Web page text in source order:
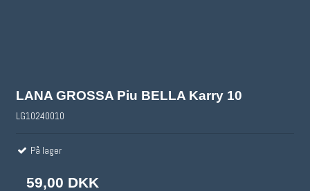
LANA GROSSA Piu BELLA Karry 10
LG10240010
På lager
59,00 DKK